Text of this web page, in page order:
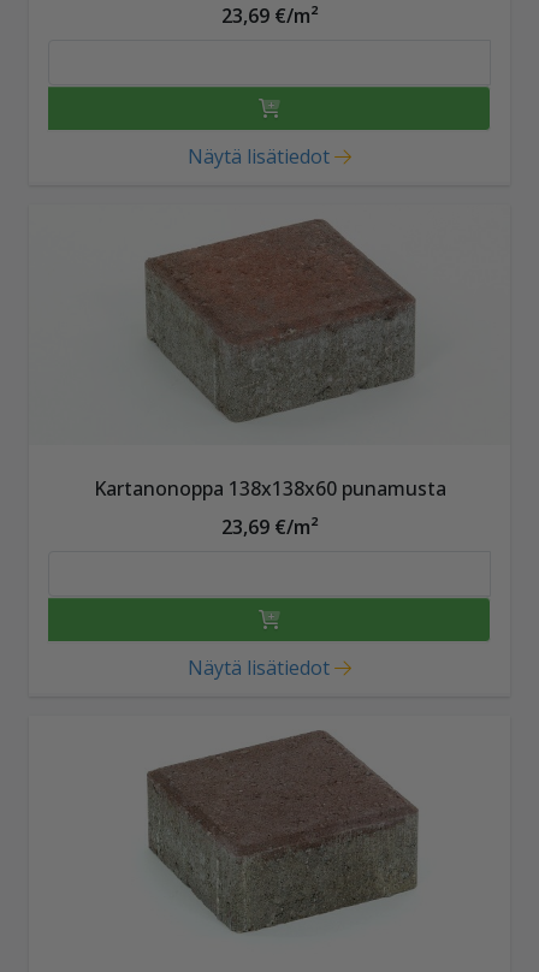
23,69 €/m²
Näytä lisätiedot
Kartanonoppa 138x138x60 punamusta
23,69 €/m²
Näytä lisätiedot